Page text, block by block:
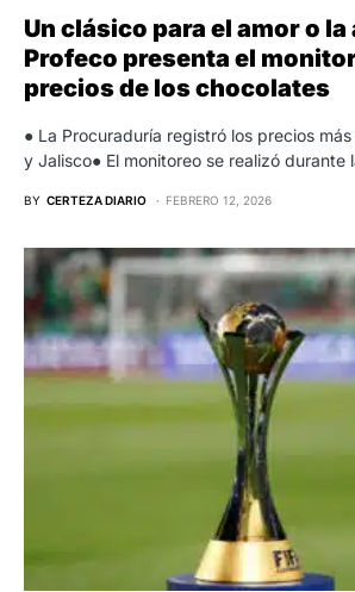
Un clásico para el amor o
Profeco presenta el
precios de los chocolates
● La Procuraduría registró los precios
y Jalisco● El monitoreo se realizó durante
BY CERTEZA DIARIO FEBRERO 12, 2026